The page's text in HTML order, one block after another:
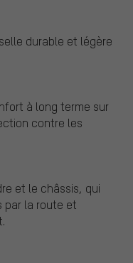
durable et légère
à long terme sur
contre les
et le châssis, qui
par la route et